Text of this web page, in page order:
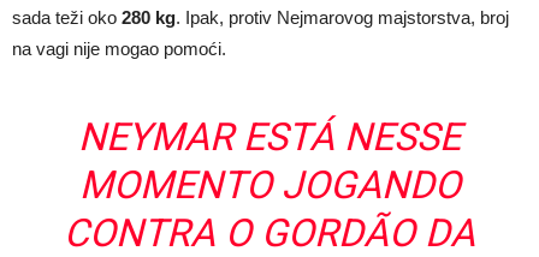
sada teži oko 280 kg. Ipak, protiv Nejmarovog majstorstva, broj
na vagi nije mogao pomoći.
NEYMAR ESTÁ NESSE
MOMENTO JOGANDO
CONTRA O GORDÃO DA